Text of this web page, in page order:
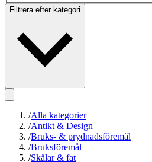
Filtrera efter kategori
/Alla kategorier
/Antikt & Design
/Bruks- & prydnadsföremål
/Bruksföremål
/Skålar & fat